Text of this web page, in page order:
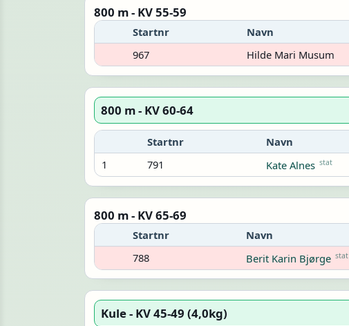
800 m - KV 55-59
Startnr Navn
967
Hilde Mari Musum
800 m - KV 60-64
Startnr Navn
1
791 Kate Alnes stat
800 m - KV 65-69
Startnr Navn
788
Berit Karin Bjørge stat
Kule - KV 45-49 (4,0kg)